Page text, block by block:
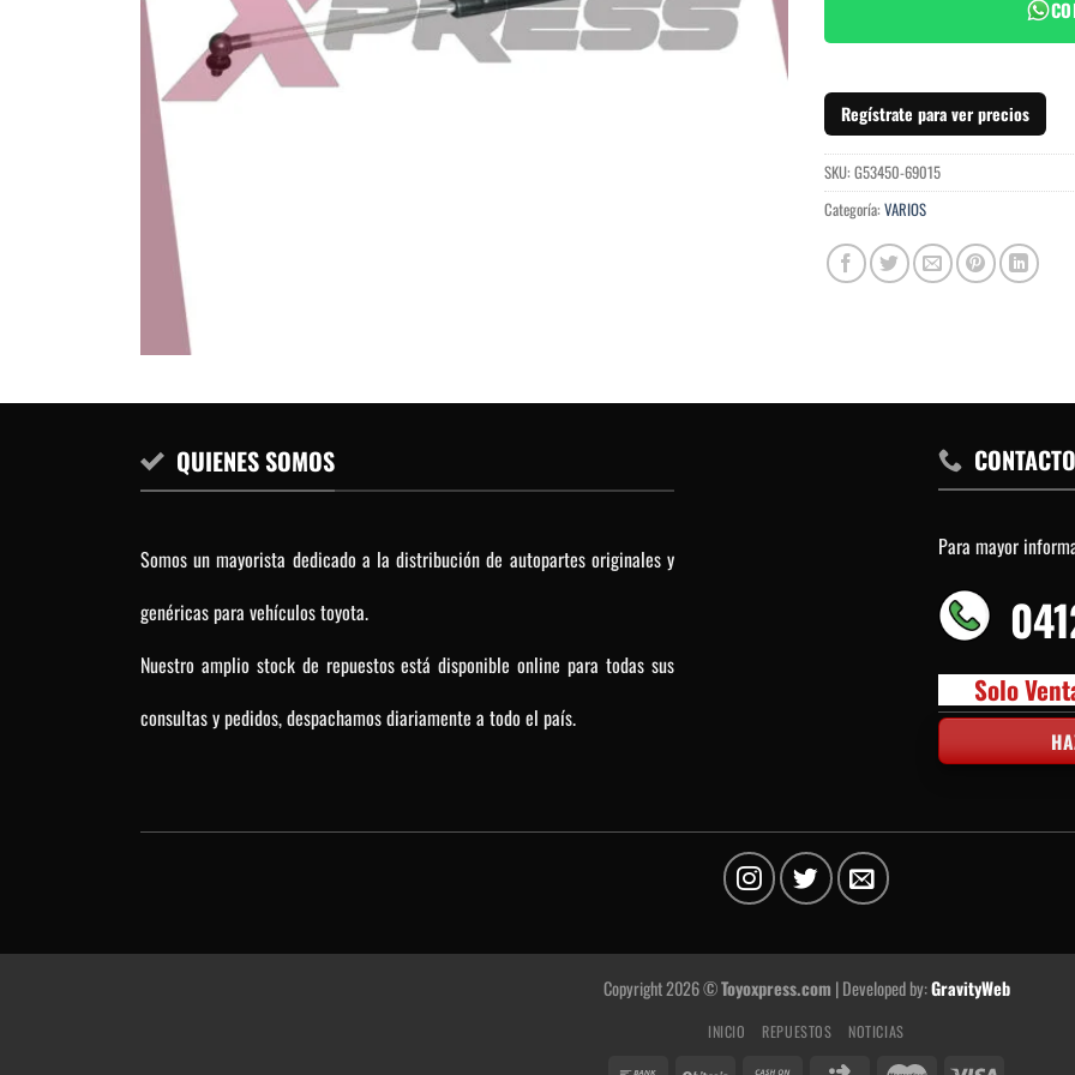
Regístrate para ver precios
SKU: G53450-69015
Categoría: VARIOS
QUIENES SOMOS
Somos un mayorista dedicado a la distribución de autopartes originales y
genéricas para vehículos toyota.
Nuestro amplio stock de repuestos está disponible online para todas sus
consultas y pedidos, despachamos diariamente a todo el país.
CONTACTO
Para mayor
Solo
Copyright 2026 ©Toyoxpress.com | Developed by:GravityWeb
INICIO REPUESTOS NOTICIAS